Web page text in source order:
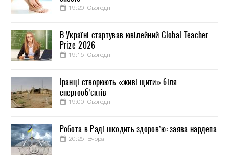
19:20, Сьогодні
В Україні стартував ювілейний Global Teacher
Prize-2026
19:15, Сьогодні
Іранці створюють «живі щити» біля
енергооб’єктів
19:00, Сьогодні
Робота в Раді шкодить здоров’ю: заява нардепа
20:25, Вчора